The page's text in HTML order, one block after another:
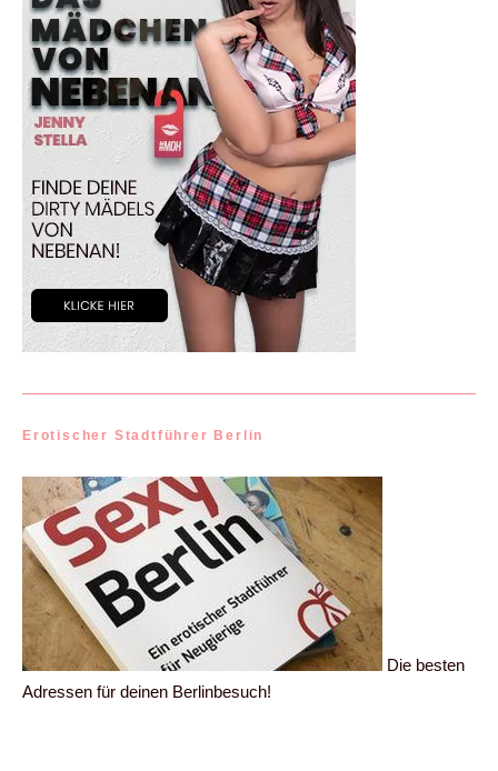
Erotischer Stadtführer Berlin
Die besten
Adressen für deinen Berlinbesuch!